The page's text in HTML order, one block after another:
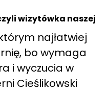
wizytówka naszej
najłatwiej
bo wymaga
i wyczucia w
Cieślikowski